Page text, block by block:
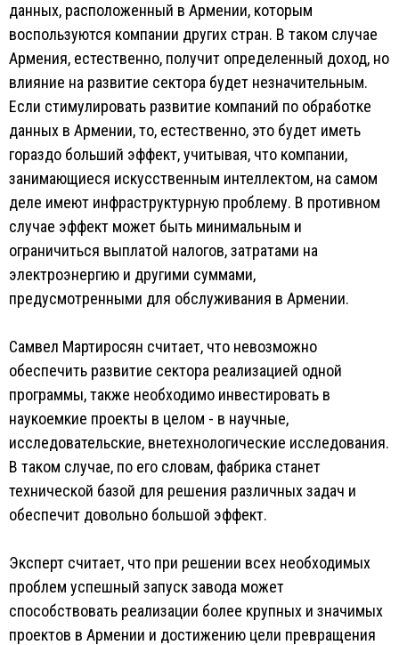
данных, расположенный в Армении, которым
воспользуются компании других стран. В таком случае
Армения, естественно, получит определенный доход, но
влияние на развитие сектора будет незначительным.
Если стимулировать развитие компаний по обработке
данных в Армении, то, естественно, это будет иметь
гораздо больший эффект, учитывая, что компании,
занимающиеся искусственным интеллектом, на самом
деле имеют инфраструктурную проблему. В противном
случае эффект может быть минимальным и
ограничиться выплатой налогов, затратами на
электроэнергию и другими суммами,
предусмотренными для обслуживания в Армении.
Самвел Мартиросян считает, что невозможно
обеспечить развитие сектора реализацией одной
программы, также необходимо инвестировать в
наукоемкие проекты в целом - в научные,
исследовательские, внетехнологические исследования.
В таком случае, по его словам, фабрика станет
технической базой для решения различных задач и
обеспечит довольно большой эффект.
Эксперт считает, что при решении всех необходимых
проблем успешный запуск завода может
способствовать реализации более крупных и значимых
проектов в Армении и достижению цели превращения